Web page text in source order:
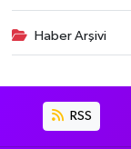
Haber Arşivi
RSS